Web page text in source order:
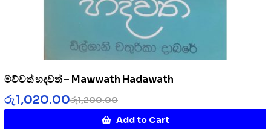
මව්වත් හදවත් – Mawwath Hadawath
රු1,200.00
රු1,020.00
Add to Cart